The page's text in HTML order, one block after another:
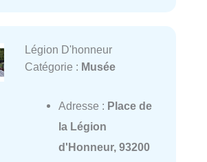
Légion D'honneur
Catégorie : Musée
Adresse : Place de
la Légion
d'Honneur, 93200